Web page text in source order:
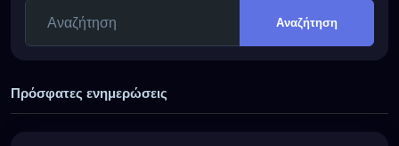
Αναζήτηση
Πρόσφατες ενημερώσεις